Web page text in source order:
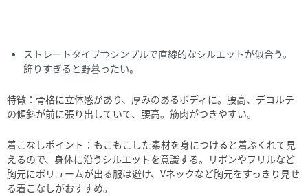
ストレートタイプ⇒シンプルで直線的なシルエットが似合う。
飾りすぎると野暮ったい。
特徴：骨格に立体感があり、厚みのあるボディに。腰高、デコルテ
の傾斜が前に張り出していて、腰高。筋肉がつきやすい。
着こなしポイント：もこもこした素材を身につけると着ぶくれて見
えるので、身体に沿うシルエットを意識する。リボンやフリルなど
胸元にボリュームが出る服は避け、Vネックなど胸元をすっきり見せ
る着こなしがおすすめ。